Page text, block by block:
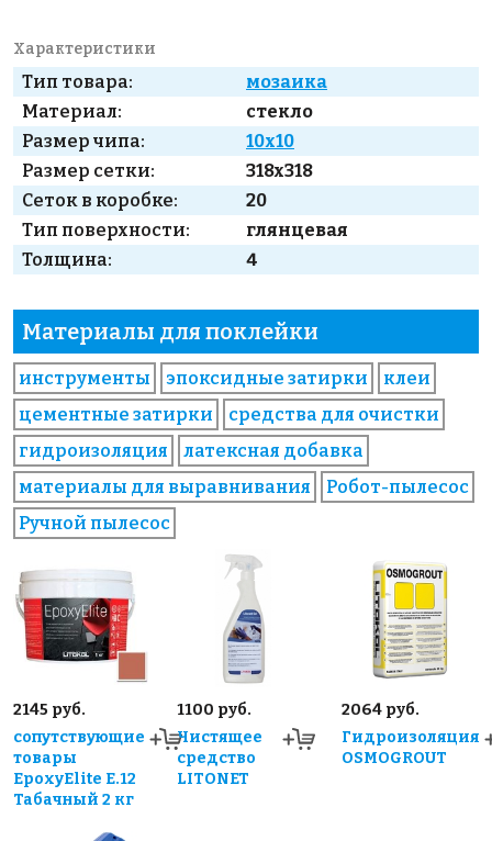
Характеристики
Тип товара:
мозаика
Материал:
стекло
Размер чипа:
10x10
Размер сетки:
318x318
Сеток в коробке:
20
Тип поверхности:
глянцевая
Толщина:
4
Материалы для поклейки
инструменты эпоксидные затирки
клеи
цементные затирки
средства для очистки
гидроизоляция
латексная добавка
материалы для выравнивания
Робот-пылесос
Ручной пылесос
2145 руб.
сопутствующие
товары
EpoxyElite E.12
Табачный 2 кг
1100 руб.
Чистящее
средство
LITONET
2064 руб.
Гидроизоляция
OSMOGROUT